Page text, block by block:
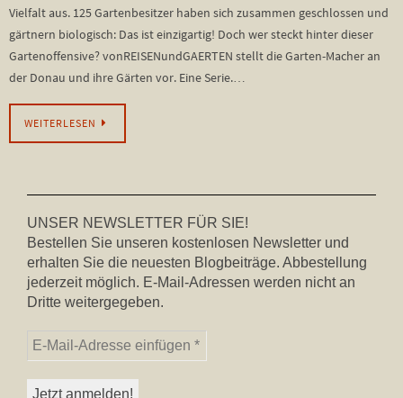
Vielfalt aus. 125 Gartenbesitzer haben sich zusammen geschlossen und
gärtnern biologisch: Das ist einzigartig! Doch wer steckt hinter dieser
Gartenoffensive? vonREISENundGAERTEN stellt die Garten-Macher an
der Donau und ihre Gärten vor. Eine Serie.…
WEITERLESEN
UNSER NEWSLETTER FÜR SIE!
Bestellen Sie unseren kostenlosen Newsletter und
erhalten Sie die neuesten Blogbeiträge. Abbestellung
jederzeit möglich. E-Mail-Adressen werden nicht an
Dritte weitergegeben.